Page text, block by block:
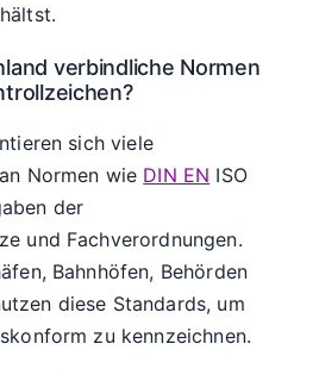
verbindliche Normen
sich viele
Normen wie DIN EN ISO
der
und Fachverordnungen.
Bahnhöfen, Behörden
diese Standards, um
zu kennzeichnen.